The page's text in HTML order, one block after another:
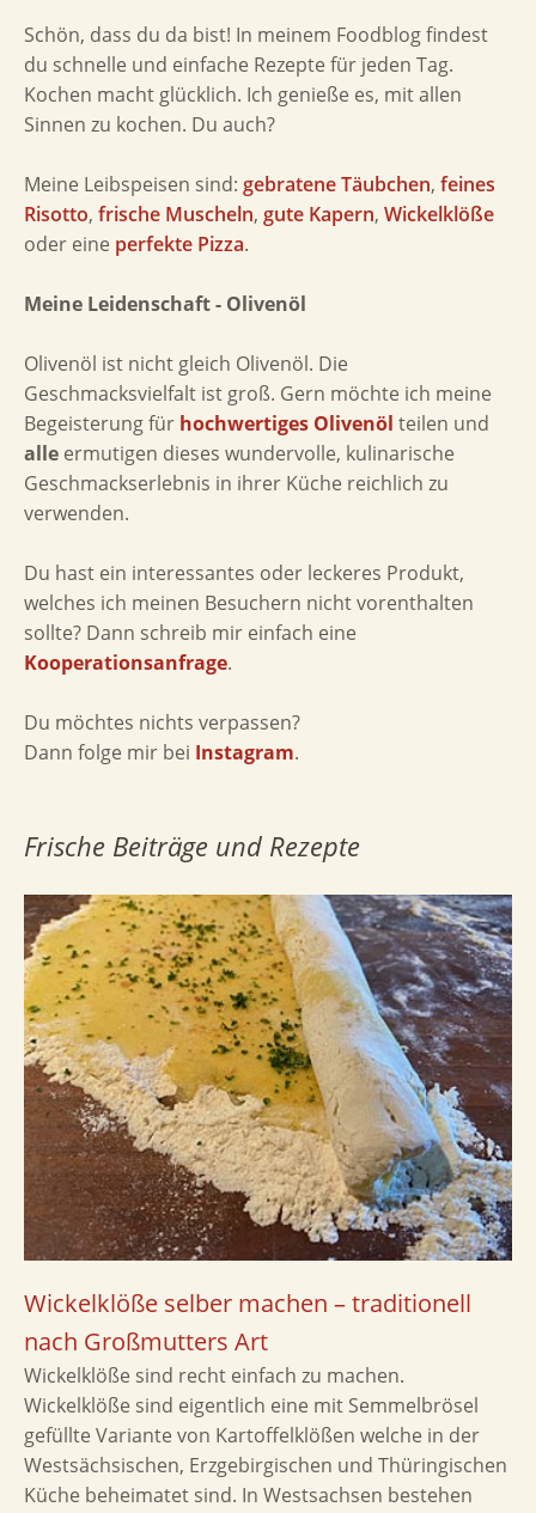
Schön, dass du da bist! In meinem Foodblog findest
du schnelle und einfache Rezepte für jeden Tag.
Kochen macht glücklich. Ich genieße es, mit allen
Sinnen zu kochen. Du auch?
Meine Leibspeisen sind: gebratene Täubchen, feines
Risotto, frische Muscheln, gute Kapern, Wickelklöße
oder eine perfekte Pizza.
Meine Leidenschaft - Olivenöl
Olivenöl ist nicht gleich Olivenöl. Die
Geschmacksvielfalt ist groß. Gern möchte ich meine
Begeisterung für hochwertiges Olivenöl teilen und
alle ermutigen dieses wundervolle, kulinarische
Geschmackserlebnis in ihrer Küche reichlich zu
verwenden.
Du hast ein interessantes oder leckeres Produkt,
welches ich meinen Besuchern nicht vorenthalten
sollte? Dann schreib mir einfach eine
Kooperationsanfrage.
Du möchtes nichts verpassen?
Dann folge mir bei Instagram.
Frische Beiträge und Rezepte
Wickelklöße selber machen – traditionell
nach Großmutters Art
Wickelklöße sind recht einfach zu machen.
Wickelklöße sind eigentlich eine mit Semmelbrösel
gefüllte Variante von Kartoffelklößen welche in der
Westsächsischen, Erzgebirgischen und Thüringischen
Küche beheimatet sind. In Westsachsen bestehen